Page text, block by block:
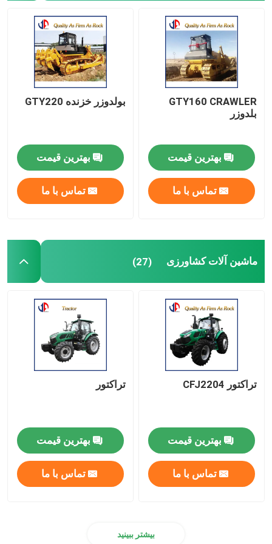
قطعات یدکی
یخ شکن لرزاننده
GTY160 CRAWLER
بلدوزر
بهترین قیمت
تماس با ما
بولدوزر خزنده GTY220
بهترین قیمت
تماس با ما
ماشین آلات کشاورزی (27)
تراکتور CFJ2204
بهترین قیمت
تماس با ما
تراکتور
بهترین قیمت
تماس با ما
بیشتر ببینید